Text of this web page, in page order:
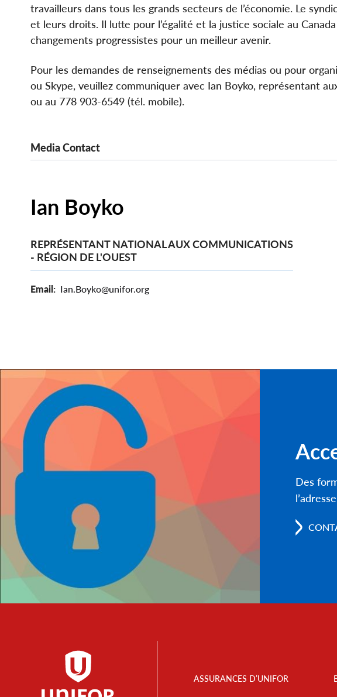
travailleurs dans tous les grands secteurs de l’économie. Le
et leurs droits. Il lutte pour l’égalité et la justice sociale au
changements progressistes pour un meilleur avenir.
Pour les demandes de renseignements des médias ou pour
ou Skype, veuillez communiquer avec Ian Boyko, représentant
ou au 778 903-6549 (tél. mobile).
Media Contact
Ian Boyko
REPRÉSENTANT NATIONAL AUX COMMUNICATIONS
- RÉGION DE L'OUEST
Email Ian.Boyko@unifor.org
Des
Menu
ASSURANCES D’UNIFOR